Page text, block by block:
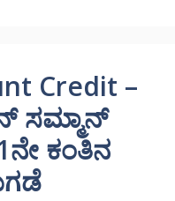
Credit –
ಸಮ್ಮಾನ್
ಕಂತಿನ